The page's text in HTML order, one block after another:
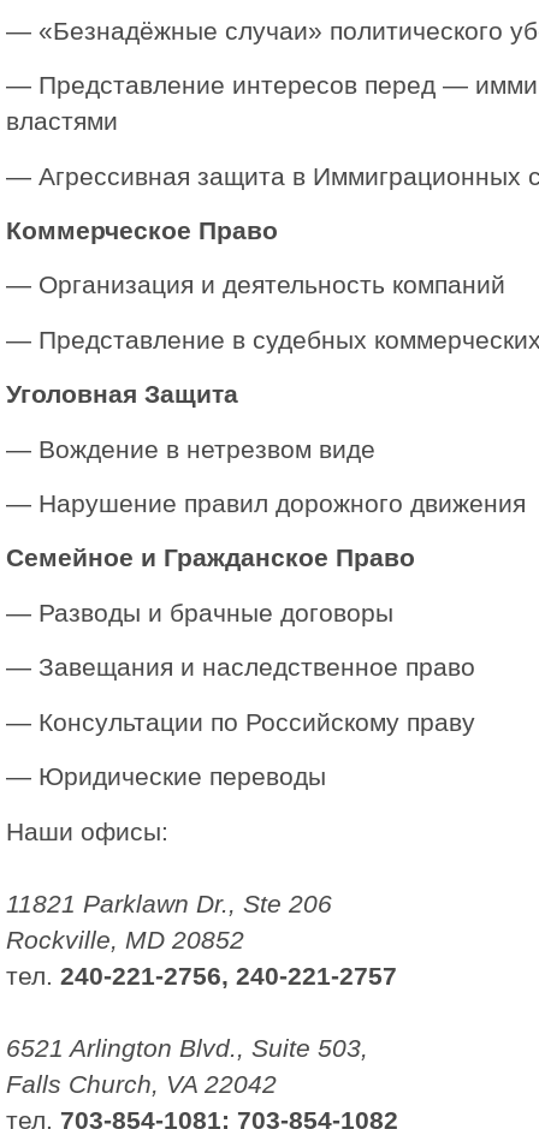
— «Безнадёжные случаи» политического
— Представление интересов перед —
властями
— Агрессивная защита в Иммиграционных
Коммерческое Право
— Организация и деятельность компаний
— Представление в судебных
Уголовная Защита
— Вождение в нетрезвом виде
— Нарушение правил дорожного движения
Семейное и Гражданское Право
— Разводы и брачные договоры
— Завещания и наследственное право
— Консультации по Российскому праву
— Юридические переводы
Наши офисы:
11821 Parklawn Dr., Ste 206
Rockville, MD 20852
тел.
240-221-2756, 240-221-2757
6521 Arlington Blvd., Suite 503,
Falls Church, VA 22042
тел.
703-854-1081; 703-854-1082